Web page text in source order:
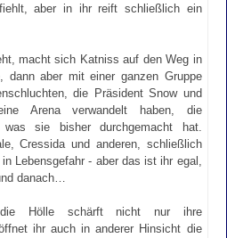
aber in ihr reift schließlich ein
macht sich Katniss auf den Weg in
dann aber mit einer ganzen Gruppe
die Präsident Snow und
Arena verwandelt haben, die
sie bisher durchgemacht hat.
Cressida und anderen, schließlich
Lebensgefahr - aber das ist ihr egal,
danach…
Hölle schärft nicht nur ihre
ihr auch in anderer Hinsicht die